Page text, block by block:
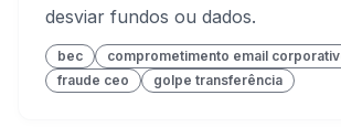
desviar fundos ou dados.
bec
comprometimento email
fraude ceo
golpe transferência